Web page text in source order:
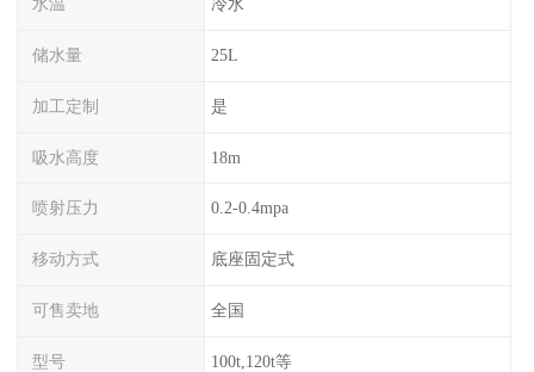
水温 冷水
储水量 25L
加工定制 是
吸水高度 18m
喷射压力 0.2-0.4mpa
移动方式 底座固定式
可售卖地 全国
型号 100t,120t等